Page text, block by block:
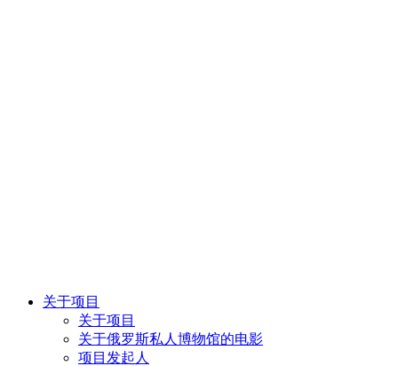
关于项目
关于项目
关于俄罗斯私人博物馆的电影
项目发起人